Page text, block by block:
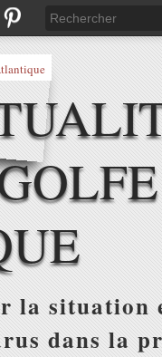
la
dans la